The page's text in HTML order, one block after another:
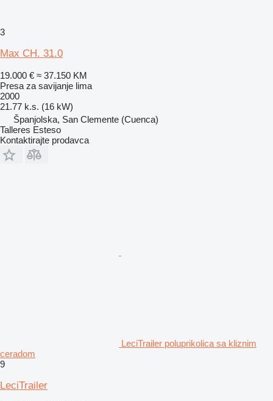
3
Max CH. 31.0
19.000 € ≈ 37.150 KM
Presa za savijanje lima
2000
21.77 k.s. (16 kW)
Španjolska, San Clemente (Cuenca)
Talleres Esteso
Kontaktirajte prodavca
LeciTrailer poluprikolica sa kliznim
ceradom
9
LeciTrailer